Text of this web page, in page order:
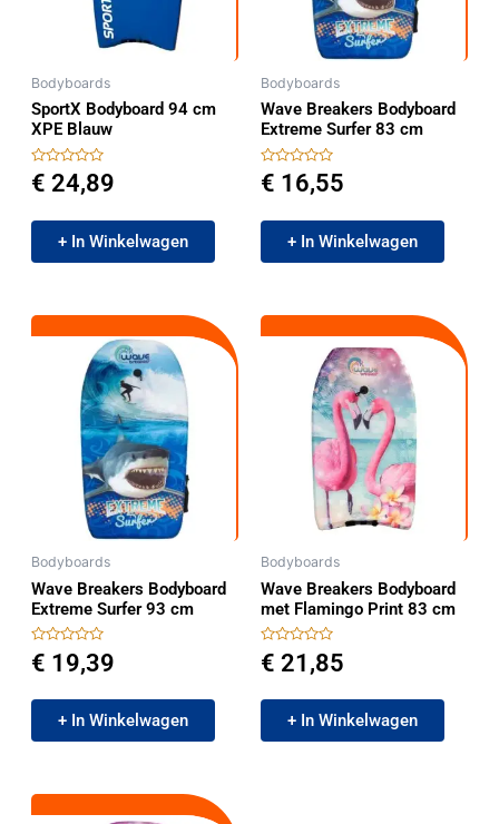
Bodyboards
SportX Bodyboard 94 cm
XPE Blauw
Gewaardeerd
0
€ 24,89
+ In Winkelwagen
Bodyboards
Wave Breakers Bodyboard
Extreme Surfer 83 cm
Gewaardeerd
0
€ 16,55
+ In Winkelwagen
Bodyboards
Wave Breakers Bodyboard
Extreme Surfer 93 cm
Gewaardeerd
0
€ 19,39
+ In Winkelwagen
Bodyboards
Wave Breakers Bodyboard
met Flamingo Print 83 cm
Gewaardeerd
0
€ 21,85
+ In Winkelwagen